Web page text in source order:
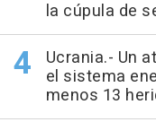
la cúpula de
Ucrania.- Un
el sistema
menos 13